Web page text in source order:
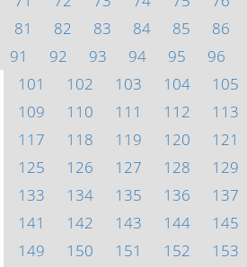
81
82 83 84 85 86
91
92 93 94 95 96
101
102 103 104 105
109
110 111 112 113
117
118 119 120 121
125
126 127 128 129
133
134 135 136 137
141
142 143 144 145
149
150 151 152 153